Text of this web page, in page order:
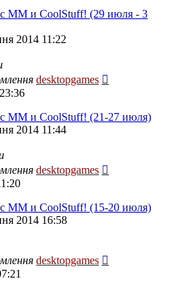
ММ и CoolStuff! (29 июля - 3
2014 11:22
desktopgames
ММ и CoolStuff! (21-27 июля)
2014 11:44
desktopgames
ММ и CoolStuff! (15-20 июля)
2014 16:58
desktopgames